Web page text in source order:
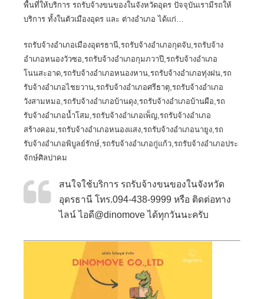
พื้นที่ให้บริการ รถรับจ้างขนของในจังหวัดอุดร ปัจจุบันเรามีรถให้
บริการ ทั้งในตัวเมืองอุดร และ ต่างอำเภอ ได้แก่…
รถรับจ้างอำเภอเมืองอุดรธานี,รถรับจ้างอำเภอกุดจับ,รถรับจ้าง
อำเภอหนองวัวซอ,รถรับจ้างอำเภอกุมภวาปี,รถรับจ้างอำเภอ
โนนสะอาด,รถรับจ้างอำเภอหนองหาน,รถรับจ้างอำเภอทุ่งฝน,รถ
รับจ้างอำเภอไชยวาน,รถรับจ้างอำเภอศรีธาตุ,รถรับจ้างอำเภอ
วังสามหมอ,รถรับจ้างอำเภอบ้านดุง,รถรับจ้างอำเภอบ้านผือ,รถ
รับจ้างอำเภอน้ำโสม,รถรับจ้างอำเภอเพ็ญ,รถรับจ้างอำเภอ
สร้างคอม,รถรับจ้างอำเภอหนองแสง,รถรับจ้างอำเภอนายูง,รถ
รับจ้างอำเภอพิบูลย์รักษ์,รถรับจ้างอำเภอกู่แก้ว,รถรับจ้างอำเภอประ
จักษ์ศิลปาคม
สนใจใช้บริการ รถรับจ้างขนของในจังหวัด
อุดรธานี โทร.094-438-9999 หรือ ติดต่อทาง
ไลน์ ไอดี@dinomove ได้ทุกวันนะครับ